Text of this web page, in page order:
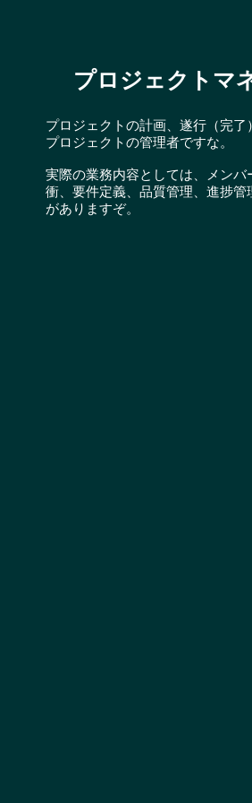
プロジェクトマ
プロジェクトの計画、遂行（完了
プロジェクトの管理者ですな。
実際の業務内容としては、メンバ
衝、要件定義、品質管理、進捗管
がありますぞ。